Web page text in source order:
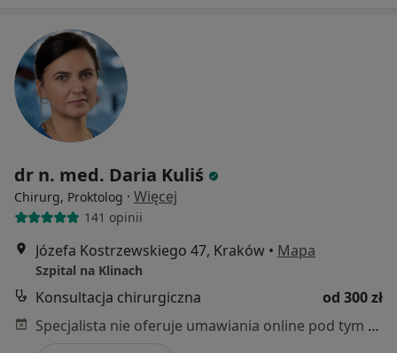
dr n. med. Daria Kuliś
Chirurg, Proktolog · Więcej
141 opinii
Józefa Kostrzewskiego 47, Kraków • Mapa
Szpital na Klinach
Konsultacja chirurgiczna
od 300 zł
Specjalista nie oferuje umawiania online pod tym adresem.